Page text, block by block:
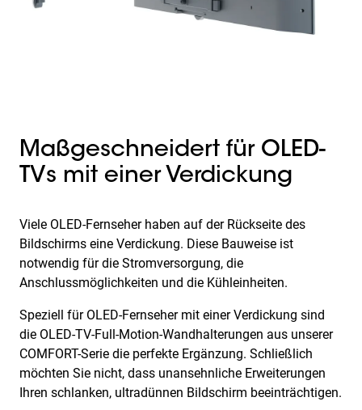
Maßgeschneidert für OLED-
TVs mit einer Verdickung
Viele OLED-Fernseher haben auf der Rückseite des
Bildschirms eine Verdickung. Diese Bauweise ist
notwendig für die Stromversorgung, die
Anschlussmöglichkeiten und die Kühleinheiten.
Speziell für OLED-Fernseher mit einer Verdickung sind
die OLED-TV-Full-Motion-Wandhalterungen aus unserer
COMFORT-Serie die perfekte Ergänzung. Schließlich
möchten Sie nicht, dass unansehnliche Erweiterungen
Ihren schlanken, ultradünnen Bildschirm beeinträchtigen.